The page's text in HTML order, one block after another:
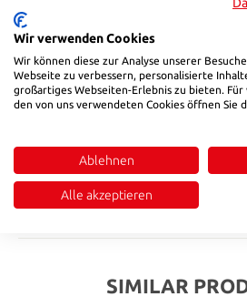
Product Quantity: Enter the desired
Product number:334320035
Description
Finish: fine pilled, soft annealed, ~ 840
0,40 / 0 mm, |D + 0,20 / 0 mm, |L + 5 / 0
SIMILAR
Wir verwenden Cookies
Wir können diese zur Analyse unserer
Webseite zu verbessern, personalisierte
großartiges Webseiten-Erlebnis zu bieten.
den von uns verwendeten Cookies öffnen Sie
Ablehnen
Alle akzeptieren